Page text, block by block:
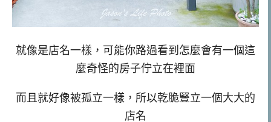
就像是店名一樣，可能你路過看到怎麼會有一個這
麼奇怪的房子佇立在裡面
而且就好像被孤立一樣，所以乾脆豎立一個大大的
店名